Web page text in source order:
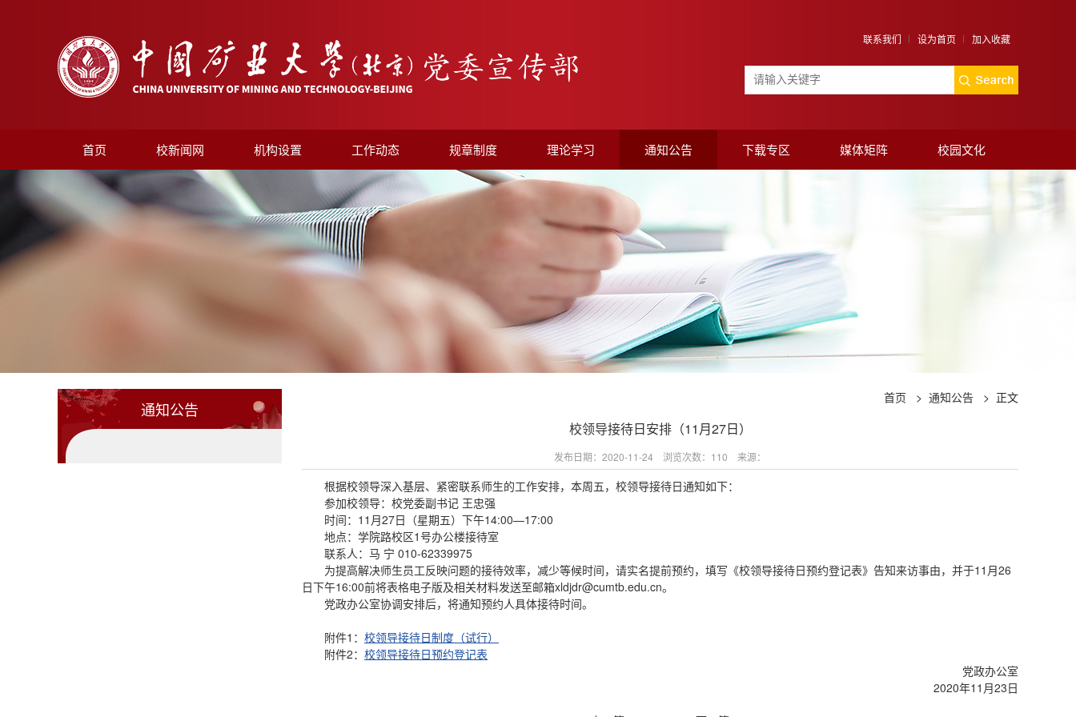
联系我们 设为首页 加入收藏
首页 校新闻网 机构设置 工作动态 规章制度 理论学习 通知公告 下载专区 媒体矩阵 校园文化
通知公告
首页 > 通知公告 > 正文
校领导接待日安排（11月27日）
发布日期：2020-11-24 浏览次数： 110 来源：
根据校领导深入基层、紧密联系师生的工作安排，本周五，校领导接待日通知如下：
参加校领导：校党委副书记 王忠强
时间：11月27日（星期五）下午14:00—17:00
地点：学院路校区1号办公楼接待室
联系人：马 宁 010-62339975
为提高解决师生员工反映问题的接待效率，减少等候时间，请实名提前预约，填写《校领导接待日预约登记表》告知来访事由，并于11月26
日下午16:00前将表格电子版及相关材料发送至邮箱xldjdr@cumtb.edu.cn。
党政办公室协调安排后，将通知预约人具体接待时间。
附件1： 校领导接待日制度（试行）
附件2： 校领导接待日预约登记表
党政办公室
2020年11月23日